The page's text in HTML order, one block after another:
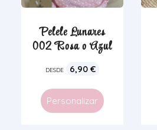
Pelele Lunares
002 Rosa o Azul
DESDE 6,90 €
Personalizar